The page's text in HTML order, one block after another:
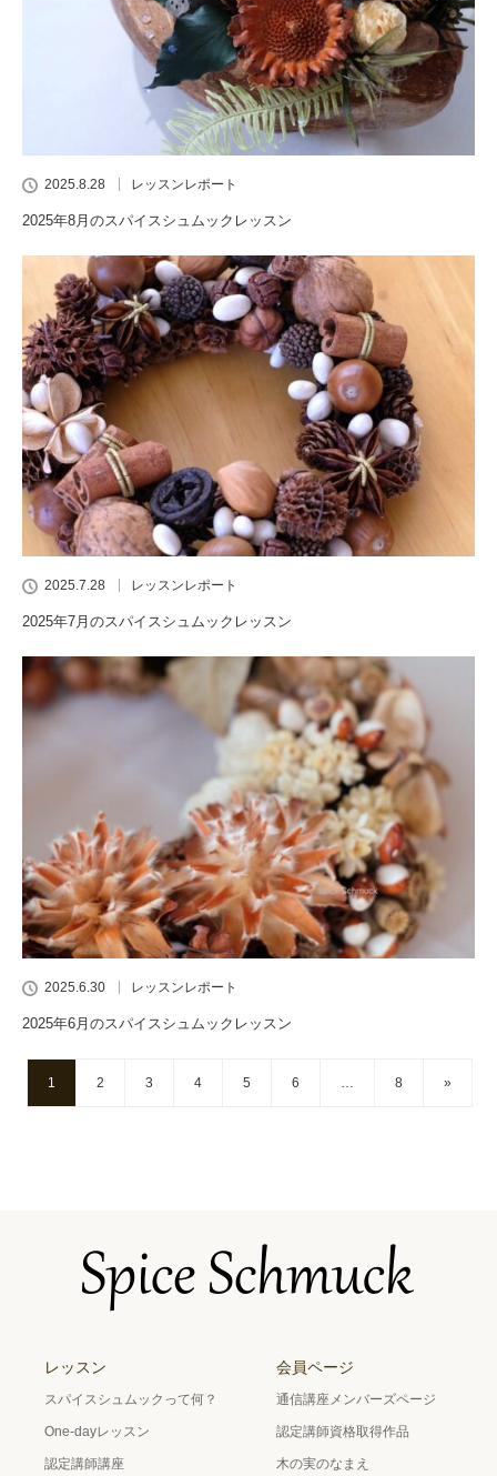
2025.8.28 レッスンレポート
2025年8月のスパイスシュムックレッスン
2025.7.28 レッスンレポート
2025年7月のスパイスシュムックレッスン
2025.6.30 レッスンレポート
2025年6月のスパイスシュムックレッスン
1 2 3 4 5 6 … 8 »
レッスン
スパイスシュムックって何？
One-dayレッスン
認定講師講座
会員ページ
通信講座メンバーズページ
認定講師資格取得作品
木の実のなまえ